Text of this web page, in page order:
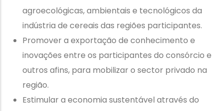
agroecológicas, ambientais e tecnológicos da
indústria de cereais das regiões participantes.
Promover a exportação de conhecimento e
inovações entre os participantes do consórcio e
outros afins, para mobilizar o sector privado na
região.
Estimular a economia sustentável através do